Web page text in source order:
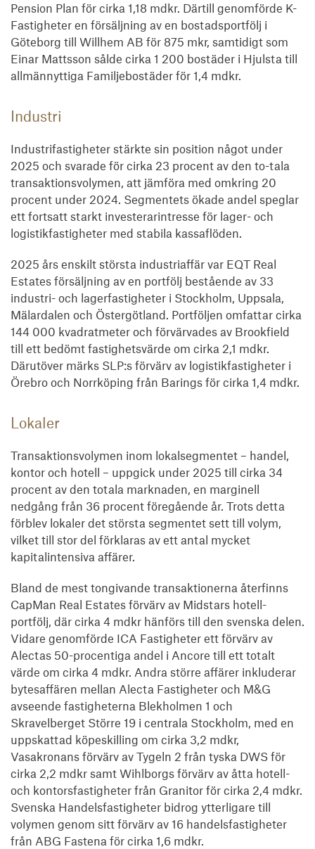
Pension Plan för cirka 1,18 mdkr. Därtill genomförde K-
Fastigheter en försäljning av en bostadsportfölj i
Göteborg till Willhem AB för 875 mkr, samtidigt som
Einar Mattsson sålde cirka 1 200 bostäder i Hjulsta till
allmännyttiga Familjebostäder för 1,4 mdkr.
Industri
Industrifastigheter stärkte sin position något under
2025 och svarade för cirka 23 procent av den to-tala
transaktionsvolymen, att jämföra med omkring 20
procent under 2024. Segmentets ökade andel speglar
ett fortsatt starkt investerarintresse för lager- och
logistikfastigheter med stabila kassaflöden.
2025 års enskilt största industriaffär var EQT Real
Estates försäljning av en portfölj bestående av 33
industri- och lagerfastigheter i Stockholm, Uppsala,
Mälardalen och Östergötland. Portföljen omfattar cirka
144 000 kvadratmeter och förvärvades av Brookfield
till ett bedömt fastighetsvärde om cirka 2,1 mdkr.
Därutöver märks SLP:s förvärv av logistikfastigheter i
Örebro och Norrköping från Barings för cirka 1,4 mdkr.
Lokaler
Transaktionsvolymen inom lokalsegmentet – handel,
kontor och hotell – uppgick under 2025 till cirka 34
procent av den totala marknaden, en marginell
nedgång från 36 procent föregående år. Trots detta
förblev lokaler det största segmentet sett till volym,
vilket till stor del förklaras av ett antal mycket
kapitalintensiva affärer.
Bland de mest tongivande transaktionerna återfinns
CapMan Real Estates förvärv av Midstars hotell-
portfölj, där cirka 4 mdkr hänförs till den svenska delen.
Vidare genomförde ICA Fastigheter ett förvärv av
Alectas 50-procentiga andel i Ancore till ett totalt
värde om cirka 4 mdkr. Andra större affärer inkluderar
bytesaffären mellan Alecta Fastigheter och M&G
avseende fastigheterna Blekholmen 1 och
Skravelberget Större 19 i centrala Stockholm, med en
uppskattad köpeskilling om cirka 3,2 mdkr,
Vasakronans förvärv av Tygeln 2 från tyska DWS för
cirka 2,2 mdkr samt Wihlborgs förvärv av åtta hotell-
och kontorsfastigheter från Granitor för cirka 2,4 mdkr.
Svenska Handelsfastigheter bidrog ytterligare till
volymen genom sitt förvärv av 16 handelsfastigheter
från ABG Fastena för cirka 1,6 mdkr.